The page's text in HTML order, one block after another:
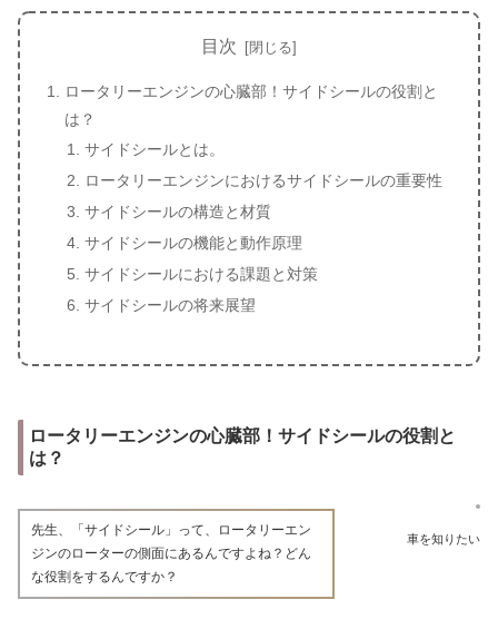
目次
ロータリーエンジンの心臓部！サイドシールの役割と
は？
サイドシールとは。
ロータリーエンジンにおけるサイドシールの重要性
サイドシールの構造と材質
サイドシールの機能と動作原理
サイドシールにおける課題と対策
サイドシールの将来展望
ロータリーエンジンの心臓部！サイドシールの役割と
は？
車を知りたい
先生、「サイドシール」って、ロータリーエン
ジンのローターの側面にあるんですよね？どん
な役割をするんですか？